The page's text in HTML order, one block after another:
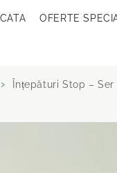
OFERTE
Înțepături Stop –